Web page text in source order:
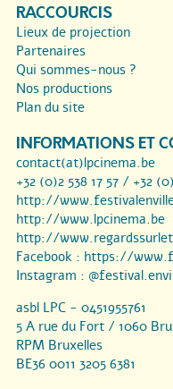
RACCOURCIS
Lieux de projection
Partenaires
Qui sommes-nous ?
Nos productions
Plan du site
INFORMATIONS ET
contact(at)lpcinema.be
+32 (0)2 538 17 57 / +32
http://
http://www.lpcinema.be
http://
Facebook : https://
Instagram :
asbl LPC - 0451955761
5 A rue du Fort / 1060
RPM Bruxelles
BE36 0011 3205 6381